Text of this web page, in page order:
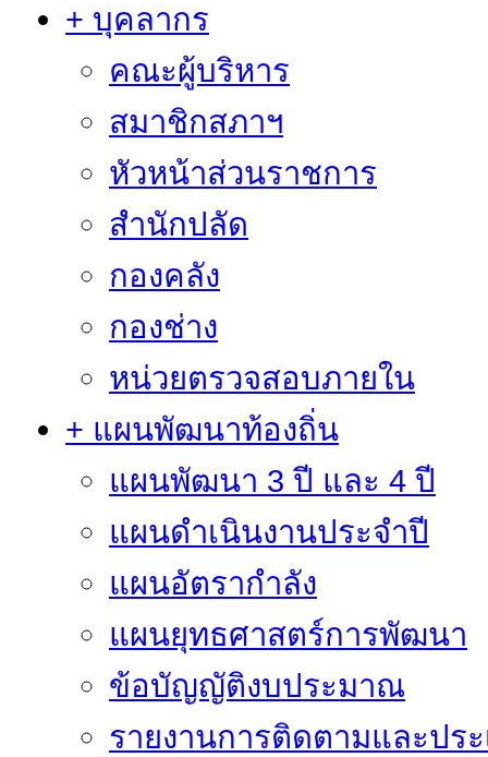
+ บุคลากร
คณะผู้บริหาร
สมาชิกสภาฯ
หัวหน้าส่วนราชการ
สำนักปลัด
กองคลัง
กองช่าง
หน่วยตรวจสอบภายใน
+ แผนพัฒนาท้องถิ่น
แผนพัฒนา 3 ปี และ 4 ปี
แผนดำเนินงานประจำปี
แผนอัตรากำลัง
แผนยุทธศาสตร์การพัฒนา
ข้อบัญญัติงบประมาณ
รายงานการติดตามและปร